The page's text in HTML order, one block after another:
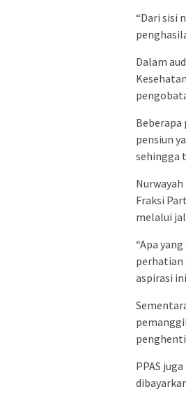
“Dari sisi
Dalam
Beberapa
pensiun
sehingga
Fraksi
melalui
“Apa
perhatian
aspirasi
PPAS